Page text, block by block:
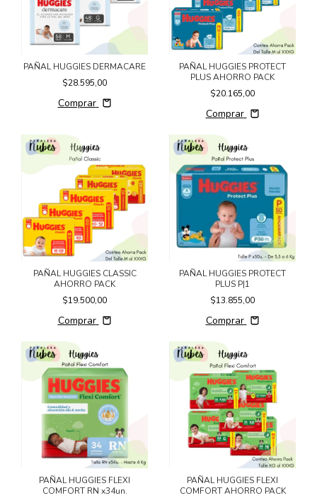
PAÑAL HUGGIES DERMACARE
$28.595,00
Comprar
PAÑAL HUGGIES PROTECT
PLUS AHORRO PACK
$20.165,00
Comprar
PAÑAL HUGGIES CLASSIC
AHORRO PACK
$19.500,00
Comprar
PAÑAL HUGGIES PROTECT
PLUS P|1
$13.855,00
Comprar
PAÑAL HUGGIES FLEXI
COMFORT RN x34un.
PAÑAL HUGGIES FLEXI
COMFORT AHORRO PACK